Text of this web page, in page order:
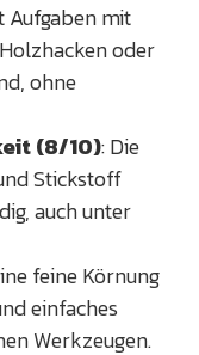
Aufgaben mit
oder
ohne
(8/10): Die
Stickstoff
auch unter
feine Körnung
einfaches
Werkzeugen.